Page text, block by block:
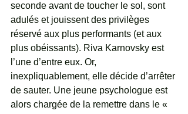
seconde avant de toucher le sol, sont
adulés et jouissent des privilèges
réservé aux plus performants (et aux
plus obéissants). Riva Karnovsky est
l’une d’entre eux. Or,
inexpliquablement, elle décide d’arrêter
de sauter. Une jeune psychologue est
alors chargée de la remettre dans le «